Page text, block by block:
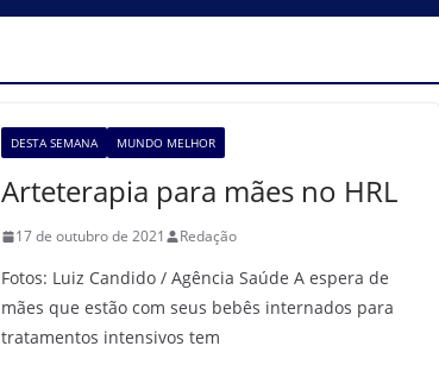
DESTA SEMANA MUNDO MELHOR
Arteterapia para mães no HRL
17 de outubro de 2021 Redação
Fotos: Luiz Candido / Agência Saúde A espera de
mães que estão com seus bebês internados para
tratamentos intensivos tem